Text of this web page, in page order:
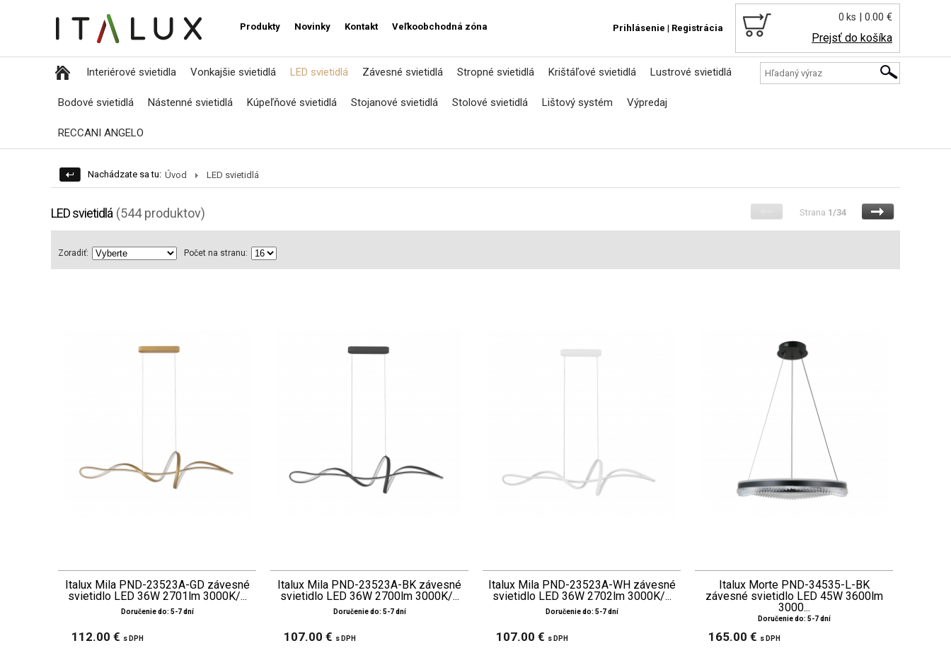
Produkty Novinky Kontakt Veľkoobchodná zóna
0 ks | 0.00 €
Prejsť do košíka
Prihlásenie | Registrácia
Interiérové svietidla Vonkajšie svietidlá LED svietidlá Závesné svietidlá Stropné svietidlá Krištáľové svietidlá Lustrové svietidlá
Bodové svietidlá Nástenné svietidlá Kúpeľňové svietidlá Stojanové svietidlá Stolové svietidlá Lištový systém Výpredaj
RECCANI ANGELO
Nachádzate sa tu: Úvod LED svietidlá
LED svietidlá (544 produktov) Strana 1/34
Zoradiť: Počet na stranu:
Italux Mila PND-23523A-GD závesné
svietidlo LED 36W 2701lm 3000K/...
Doručenie do: 5-7 dní
112.00 € s DPH
Italux Mila PND-23523A-BK závesné
svietidlo LED 36W 2700lm 3000K/...
Doručenie do: 5-7 dní
107.00 € s DPH
Italux Mila PND-23523A-WH závesné
svietidlo LED 36W 2702lm 3000K/...
Doručenie do: 5-7 dní
107.00 € s DPH
Italux Morte PND-34535-L-BK
závesné svietidlo LED 45W 3600lm
3000...
Doručenie do: 5-7 dní
165.00 € s DPH